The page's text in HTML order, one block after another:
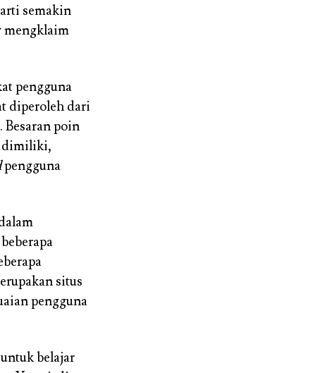
semakin
mengklaim
pengguna
diperoleh dari
poin
dimiliki,
pengguna
situs
pengguna
belajar